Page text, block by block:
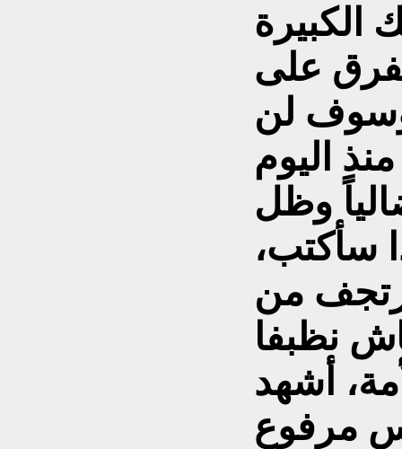
على
لن
اليوم
وظل
سأكتب،
من
نظبفا
أشهد
مرفوع